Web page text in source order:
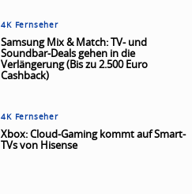
4K Fernseher
Samsung Mix & Match: TV- und
Soundbar-Deals gehen in die
Verlängerung (Bis zu 2.500 Euro
Cashback)
4K Fernseher
Xbox: Cloud-Gaming kommt auf Smart-
TVs von Hisense